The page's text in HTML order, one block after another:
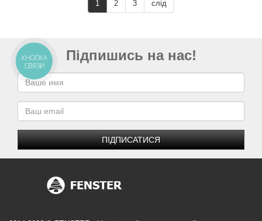
1 2 3 слід
Підпишись на нас!
ПІДПИСАТИСЯ
КНОПКА
СВЯЗИ